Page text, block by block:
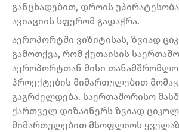
განცხადებით, დროის
ავიაციის სფერომ გადაჭრა.
აეროპორტში ვიზიტისას, ზვიად
გამოთქვა, რომ ქუთაისის
აეროპორტთან მისი
პროექტების მიმართულებით
გაგრძელდება. საერთაშორისო
ქართველ დიზაინერს ზვიად
მიმართულებით მსოფლიოს